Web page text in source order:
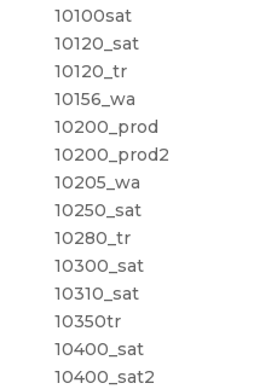
10100sat
10120_sat
10120_tr
10156_wa
10200_prod
10200_prod2
10205_wa
10250_sat
10280_tr
10300_sat
10310_sat
10350tr
10400_sat
10400_sat2